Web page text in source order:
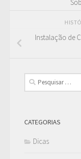
Instalação de
Pesquisar
por:
CATEGORIAS
Dicas